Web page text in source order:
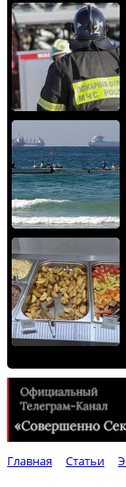
Главная Статьи